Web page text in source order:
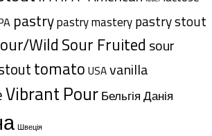
pastrypastry masterypastry stout
WildSour Fruited sour
tomato USAvanilla
Vibrant PourБельгіяДанія
Швеція